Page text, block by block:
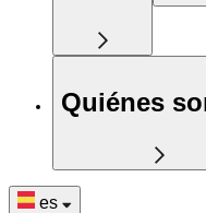
Quiénes
es